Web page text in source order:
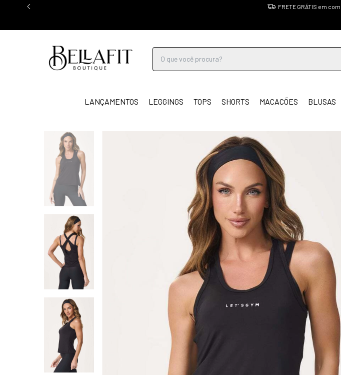
FRETE GRÁTIS em
LANÇAMENTOS LEGGINGS TOPS SHORTS MACACÕES BLUSAS